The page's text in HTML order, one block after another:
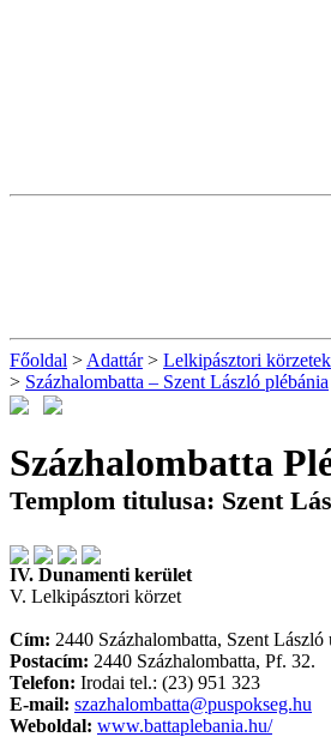
Főoldal > Adattár> Lelkipásztori körzetek
> Százhalombatta – Szent László plébánia
Százhalombatta
Templom titulusa: Szent
IV. Dunamenti kerület
V. Lelkipásztori körzet
Cím: 2440 Százhalombatta, Szent László
Postacím: 2440 Százhalombatta, Pf. 32.
Telefon: Irodai tel.: (23) 951 323
E-mail: szazhalombatta@puspokseg.hu
Weboldal: www.battaplebania.hu/